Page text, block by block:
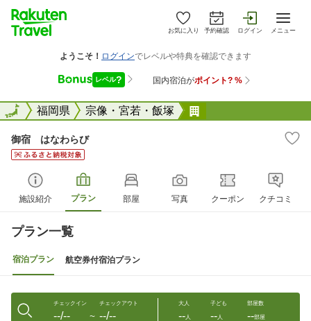
お気に入り 予約確認 ログイン メニュー
全国福岡県 宗像・宮若・飯塚
全国
御宿 はなわらび
施設紹介 プラン 部屋 写真 クーポン クチコミ
プラン一覧
宿泊プラン 航空券付宿泊プラン
チェックイン
--/-- 〜
チェックアウト
--/--
大人
--人
子ども
--人
部屋数
--部屋